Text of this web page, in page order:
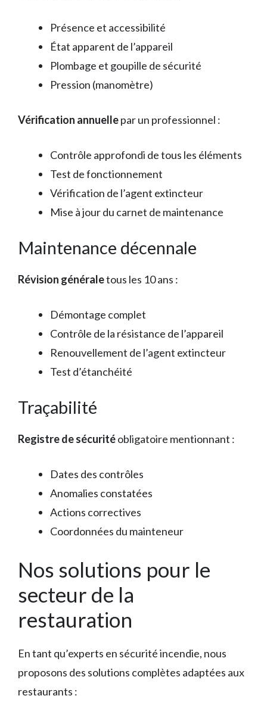
Présence et accessibilité
État apparent de l’appareil
Plombage et goupille de sécurité
Pression (manomètre)
Vérification annuellepar un professionnel :
Contrôle approfondi de tous les éléments
Test de fonctionnement
Vérification de l’agent extincteur
Mise à jour du carnet de maintenance
Maintenance décennale
Révision généraletous les 10 ans :
Démontage complet
Contrôle de la résistance de l’appareil
Renouvellement de l’agent extincteur
Test d’étanchéité
Traçabilité
Registre de sécuritéobligatoire mentionnant :
Dates des contrôles
Anomalies constatées
Actions correctives
Coordonnées du mainteneur
Nos solutions pour le
secteur de la
restauration
En tant qu’experts en sécurité incendie, nous
proposons des solutions complètes adaptées aux
restaurants :